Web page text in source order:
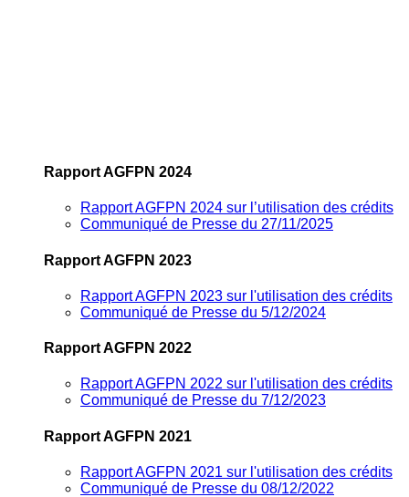
Rapport AGFPN 2024
Rapport AGFPN 2024 sur l’utilisation des crédits
Communiqué de Presse du 27/11/2025
Rapport AGFPN 2023
Rapport AGFPN 2023 sur l'utilisation des crédits
Communiqué de Presse du 5/12/2024
Rapport AGFPN 2022
Rapport AGFPN 2022 sur l'utilisation des crédits
Communiqué de Presse du 7/12/2023
Rapport AGFPN 2021
Rapport AGFPN 2021 sur l'utilisation des crédits
Communiqué de Presse du 08/12/2022